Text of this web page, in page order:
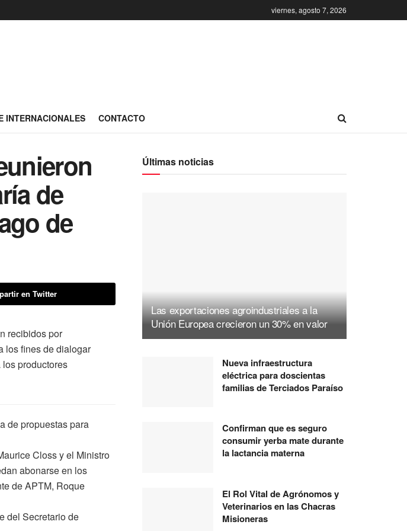
viernes, agosto 7, 2026
INTERNACIONALES CONTACTO
de
de
en Twitter
recibidos por
los fines de dialogar
productores
de propuestas para
Closs y el Ministro
abonarse en los
de APTM, Roque
del Secretario de
Últimas noticias
Las exportaciones agroindustriales a la
Unión Europea crecieron un 30% en valor
Nueva infraestructura
eléctrica para doscientas
familias de Terciados Paraíso
Confirman que es seguro
consumir yerba mate durante
la lactancia materna
El Rol Vital de Agrónomos y
Veterinarios en las Chacras
Misioneras